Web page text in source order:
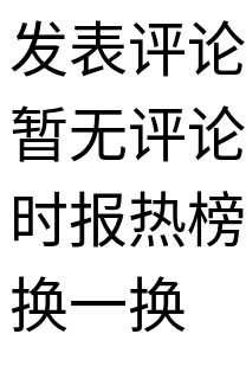
发表评论
暂无评论
时报热榜
换一换